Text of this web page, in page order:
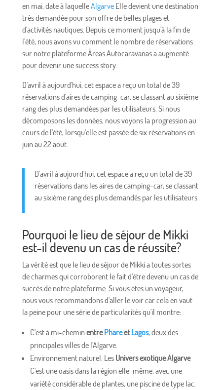
en mai, date à laquelleAlgarveElle devient une destination
très demandée pour son offre de belles plages et
d'activités nautiques. Depuis ce moment jusqu'à la fin de
l'été, nous avons vu comment le nombre de réservations
sur notre plateforme Áreas Autocaravanas a augmenté
pour devenir une success story.
D'avril à aujourd'hui, cet espace a reçu un total de 39
réservations d'aires de camping-car, se classant au sixième
rang des plus demandées par les utilisateurs. Si nous
décomposons les données, nous voyons la progression au
cours de l'été, lorsqu'elle est passée de six réservations en
juin au 22 août.
D'avril à aujourd'hui, cet espace a reçu un total de 39
réservations dans les aires de camping-car, se classant
au sixième rang des plus demandés par les utilisateurs.
Pourquoi le lieu de séjour de Mikki
est-il devenu un cas de réussite?
La vérité est que le lieu de séjour de Mikki a toutes sortes
de charmes qui corroborent le fait d'être devenu un cas de
succès de notre plateforme. Si vous êtes un voyageur,
nous vous recommandons d'aller le voir car cela en vaut
la peine pour une série de particularités qu'il montre:
C'est à mi-cheminentrePhareetLagos, deux des
principales villes de l'Algarve.
Environnement naturel. Les Univers exotique Algarve
C'est une oasis dans la région elle-même, avec une
variété considérable de plantes, une piscine de type lac,